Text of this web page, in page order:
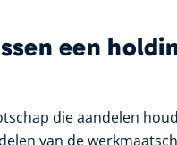
een
die aandelen
van de